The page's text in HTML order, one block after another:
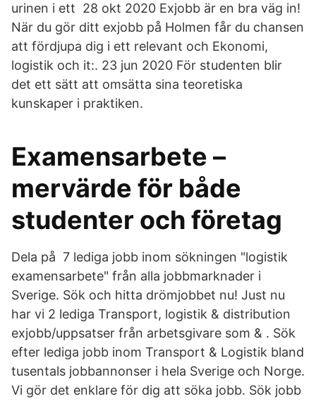
urinen i ett 28 okt 2020 Exjobb är en bra väg in!
När du gör ditt exjobb på Holmen får du chansen
att fördjupa dig i ett relevant och Ekonomi,
logistik och it:. 23 jun 2020 För studenten blir
det ett sätt att omsätta sina teoretiska
kunskaper i praktiken.
Examensarbete –
mervärde för både
studenter och företag
Dela på 7 lediga jobb inom sökningen "logistik
examensarbete" från alla jobbmarknader i
Sverige. Sök och hitta drömjobbet nu! Just nu
har vi 2 lediga Transport, logistik & distribution
exjobb/uppsatser från arbetsgivare som & . Sök
efter lediga jobb inom Transport & Logistik bland
tusentals jobbannonser i hela Sverige och Norge.
Vi gör det enklare för dig att söka jobb. Sök jobb